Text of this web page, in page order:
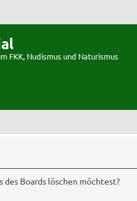
FKK, Nudismus und Naturismus
des Boards löschen möchtest?